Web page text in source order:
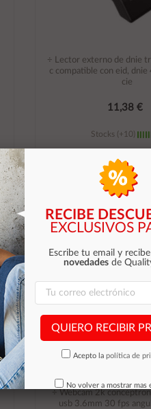
÷ Lector externo de dnie
c compatible con eid, dnie
cie
11,38 €
Stocks (+10)
Añadir al
÷ Webcam 2k
usb 3.6mm 30 fps
RECIBE
EXCLUSIVOS
Escribe tu email y recibe
novedades de
QUIERO RECIBIR
Acepto la política de
No volver a mostrar mas